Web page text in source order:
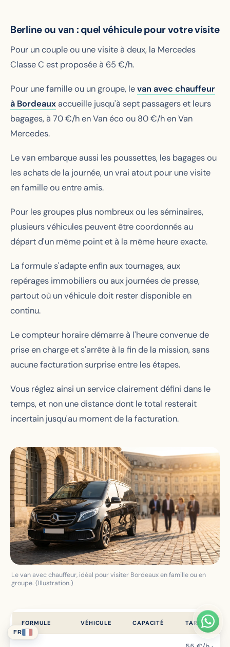
Berline ou van : quel véhicule pour votre visite
Pour un couple ou une visite à deux, la Mercedes
Classe C est proposée à 65 €/h.
Pour une famille ou un groupe, levan avec chauffeur
à Bordeaux accueille jusqu'à sept passagers et leurs
bagages, à 70€/h en Van éco ou 80€/h en Van
Mercedes.
Le van embarque aussi les poussettes, les bagages ou
les achats de la journée, un vrai atout pour une visite
en famille ou entre amis.
Pour les groupes plus nombreux ou les séminaires,
plusieurs véhicules peuvent être coordonnés au
départ d'un même point et à la même heure exacte.
La formule s'adapte enfin aux tournages, aux
repérages immobiliers ou aux journées de presse,
partout où un véhicule doit rester disponible en
continu.
Le compteur horaire démarre à l'heure convenue de
prise en charge et s'arrête à la fin de la mission, sans
aucune facturation surprise entre les étapes.
Vous réglez ainsi un service clairement défini dans le
temps, et non une distance dont le total resterait
incertain jusqu'au moment de la facturation.
Le van avec chauffeur, idéal pour visiter Bordeaux en famille ou en
groupe. (Illustration.)
FORMULE VÉHICULE CAPACITÉ TARIF
FR